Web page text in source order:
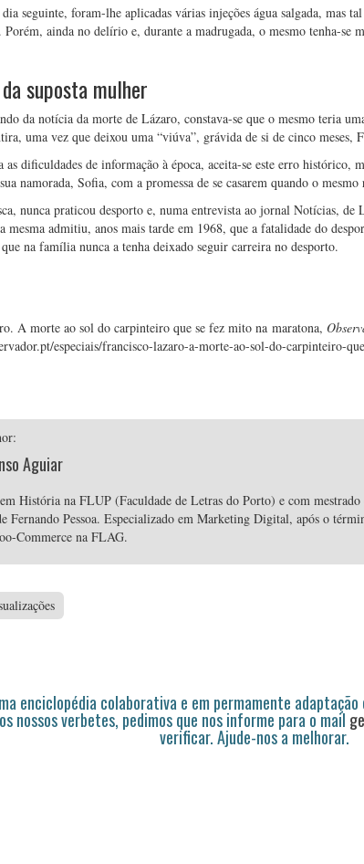
seguinte, foram-lhe aplicadas várias injeções água salgada, mas
Porém, ainda no delírio e, durante a madrugada, o mesmo tenha-se
suposta mulher
da notícia da morte de Lázaro, constava-se que o mesmo teria
uma vez que deixou uma “viúva”, grávida de si de cinco meses,
as dificuldades de informação à época, aceita-se este erro histórico,
namorada, Sofia, com a promessa de se casarem quando o mesmo
nunca praticou desporto e, numa entrevista ao jornal Notícias, de
mesma admitiu, anos mais tarde em 1968, que a fatalidade do
na família nunca a tenha deixado seguir carreira no desporto.
A morte ao sol do carpinteiro que se fez mito na maratona,
especiais/francisco-lazaro-a-morte-ao-sol-do-carpinteiro-
Aguiar
História na FLUP (Faculdade de Letras do Porto) e com mestrado
Fernando Pessoa. Especializado em Marketing Digital, após o
Commerce na FLAG.
enciclopédia colaborativa e em permamente
nossos verbetes, pedimos que nos informe para o mail
verificar. Ajude-nos a melhorar.